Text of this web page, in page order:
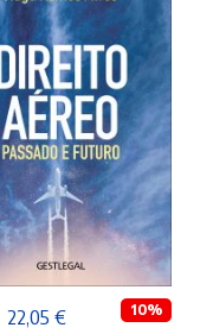
ADICIONAR
O
22,05 €O
10%